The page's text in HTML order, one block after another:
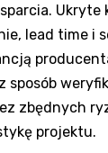
lead time i
sposób
zbędnych
projektu.